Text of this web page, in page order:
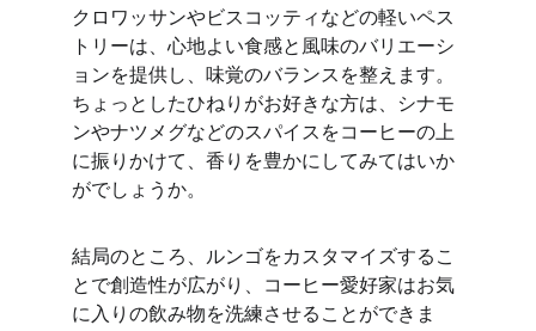
クロワッサンやビスコッティなどの軽いペス
トリーは、心地よい食感と風味のバリエーシ
ョンを提供し、味覚のバランスを整えます。
ちょっとしたひねりがお好きな方は、シナモ
ンやナツメグなどのスパイスをコーヒーの上
に振りかけて、香りを豊かにしてみてはいか
がでしょうか。
結局のところ、ルンゴをカスタマイズするこ
とで創造性が広がり、コーヒー愛好家はお気
に入りの飲み物を洗練させることができま